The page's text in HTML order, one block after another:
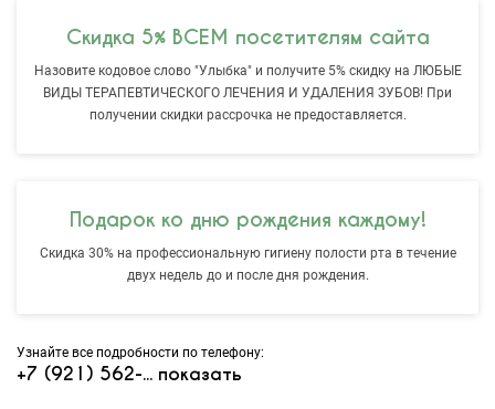
Скидка 5% ВСЕМ посетителям сайта
Назовите кодовое слово "Улыбка" и получите 5% скидку на ЛЮБЫЕ
ВИДЫ ТЕРАПЕВТИЧЕСКОГО ЛЕЧЕНИЯ И УДАЛЕНИЯ ЗУБОВ! При
получении скидки рассрочка не предоставляется.
Подарок ко дню рождения каждому!
Скидка 30% на профессиональную гигиену полости рта в течение
двух недель до и после дня рождения.
Узнайте все подробности по телефону:
+7 (921) 562-... показать